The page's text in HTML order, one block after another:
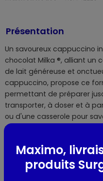
Présentation
Un savoureux cappuccino
chocolat Milka ®, alliant un
de lait généreuse et
cappuccino, propose ce
permettant de préparer
transporter, à doser et à
ou d'une casserole pour
maison, riche en saveurs et
Composition /
Ingrédients : Sucre, cacao
Maximo,
produits